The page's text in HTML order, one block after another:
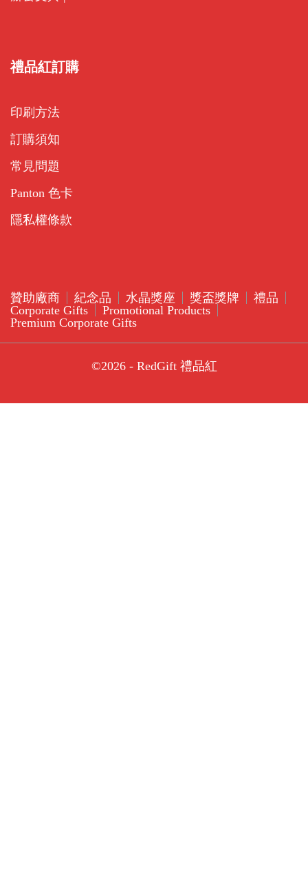
禮品紅訂購
印刷方法
訂購須知
常見問題
Panton 色卡
隱私權條款
贊助廠商 紀念品 水晶獎座 獎盃獎牌
禮品
Corporate Gifts
Promotional Products
Premium Corporate Gifts
©2026 - RedGift 禮品紅